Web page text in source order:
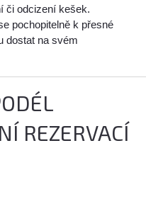
či odcizení kešek.
pochopitelně k přesné
dostat na svém
REZERVACÍ